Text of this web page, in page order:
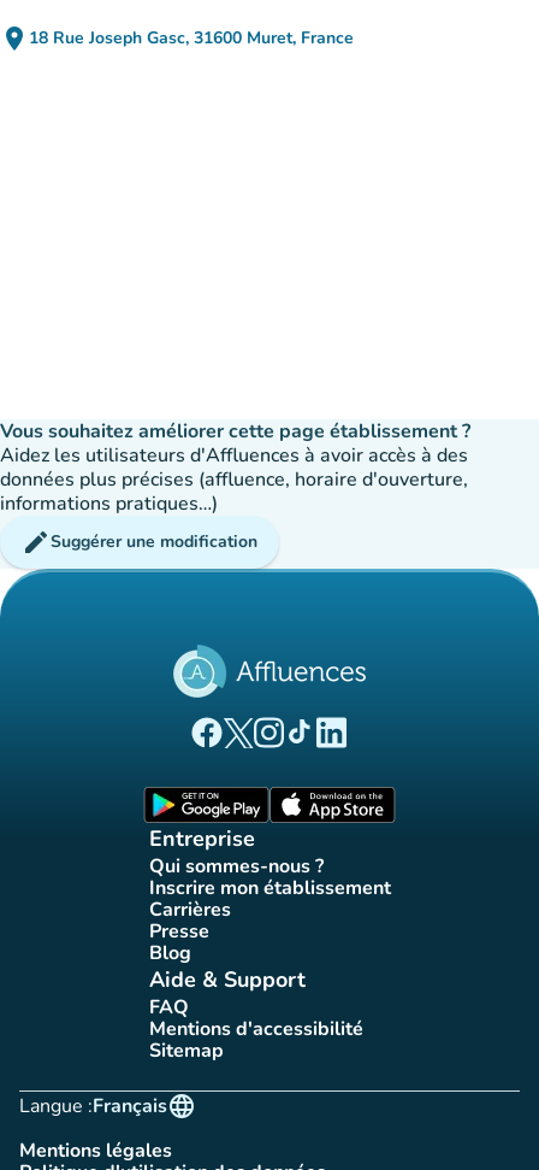
place 18 Rue Joseph Gasc, 31600 Muret, France
(ouvrir dans Google Maps)
(nouvel onglet)
Vous souhaitez améliorer cette page établissement ?
Aidez les utilisateurs d'Affluences à avoir accès à des
données plus précises (affluence, horaire d'ouverture,
informations pratiques…)
editSuggérer une modification
(nouvel onglet)
(nouvel onglet)
(nouvel onglet)
(nouvel onglet)
(nouvel onglet)
Entreprise
Qui sommes-nous ?
(nouvel onglet)
Inscrire mon établissement
(nouvel onglet)
Carrières(nouvel onglet)
Presse(nouvel onglet)
Blog(nouvel onglet)
Aide & Support
FAQ(nouvel onglet)
Mentions d'accessibilité
(nouvel onglet)
Sitemap(nouvel onglet)
Langue :
language
Français
Mentions légales
(nouvel onglet)